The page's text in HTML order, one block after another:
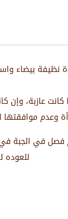
نظيفة
كانت عازبة،
وعدم
فصل في الجبة في
للعوده